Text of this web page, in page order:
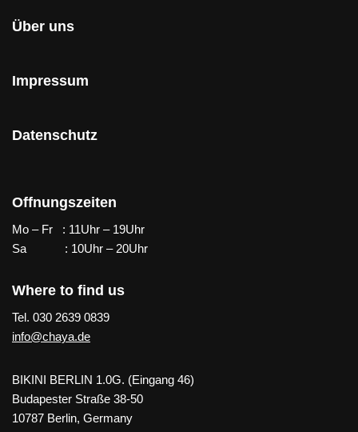
Über uns
Impressum
Datenschutz
Offnungszeiten
Mo – Fr : 11Uhr – 19Uhr
Sa : 10Uhr – 20Uhr
Where to find us
Tel. 030 2639 0839
info@chaya.de
BIKINI BERLIN 1.0G. (Eingang 46)
Budapester Straße 38-50
10787 Berlin, Germany